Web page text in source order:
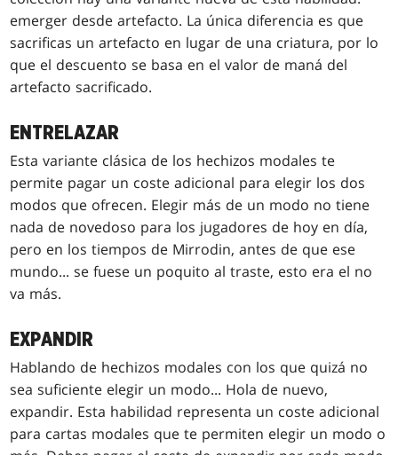
emerger desde artefacto. La única diferencia es que
sacrificas un artefacto en lugar de una criatura, por lo
que el descuento se basa en el valor de maná del
artefacto sacrificado.
ENTRELAZAR
Esta variante clásica de los hechizos modales te
permite pagar un coste adicional para elegir los dos
modos que ofrecen. Elegir más de un modo no tiene
nada de novedoso para los jugadores de hoy en día,
pero en los tiempos de Mirrodin, antes de que ese
mundo... se fuese un poquito al traste, esto era el no
va más.
EXPANDIR
Hablando de hechizos modales con los que quizá no
sea suficiente elegir un modo... Hola de nuevo,
expandir. Esta habilidad representa un coste adicional
para cartas modales que te permiten elegir un modo o